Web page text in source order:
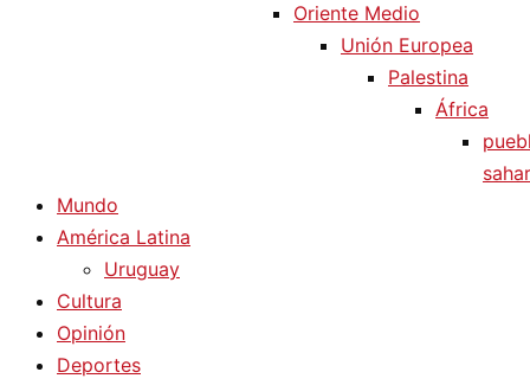
Oriente Medio
Unión Europea
Palestina
África
Mundo
América Latina
Uruguay
Cultura
Opinión
Deportes